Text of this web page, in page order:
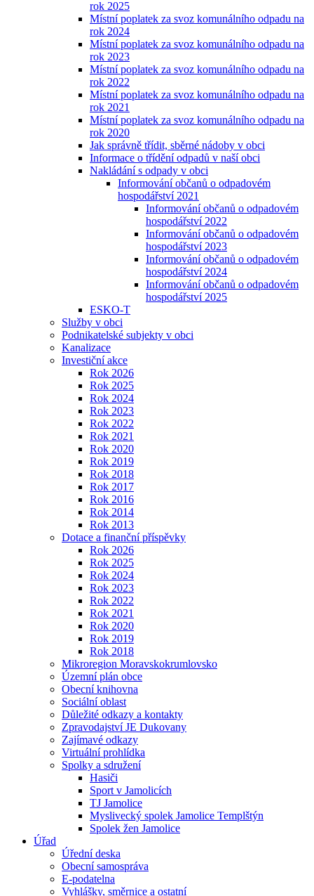
rok 2025
Místní poplatek za svoz komunálního odpadu na
rok 2024
Místní poplatek za svoz komunálního odpadu na
rok 2023
Místní poplatek za svoz komunálního odpadu na
rok 2022
Místní poplatek za svoz komunálního odpadu na
rok 2021
Místní poplatek za svoz komunálního odpadu na
rok 2020
Jak správně třídit, sběrné nádoby v obci
Informace o třídění odpadů v naší obci
Nakládání s odpady v obci
Informování občanů o odpadovém
hospodářství 2021
Informování občanů o odpadovém
hospodářství 2022
Informování občanů o odpadovém
hospodářství 2023
Informování občanů o odpadovém
hospodářství 2024
Informování občanů o odpadovém
hospodářství 2025
ESKO-T
Služby v obci
Podnikatelské subjekty v obci
Kanalizace
Investiční akce
Rok 2026
Rok 2025
Rok 2024
Rok 2023
Rok 2022
Rok 2021
Rok 2020
Rok 2019
Rok 2018
Rok 2017
Rok 2016
Rok 2014
Rok 2013
Dotace a finanční příspěvky
Rok 2026
Rok 2025
Rok 2024
Rok 2023
Rok 2022
Rok 2021
Rok 2020
Rok 2019
Rok 2018
Mikroregion Moravskokrumlovsko
Územní plán obce
Obecní knihovna
Sociální oblast
Důležité odkazy a kontakty
Zpravodajství JE Dukovany
Zajímavé odkazy
Virtuální prohlídka
Spolky a sdružení
Hasiči
Sport v Jamolicích
TJ Jamolice
Myslivecký spolek Jamolice Templštýn
Spolek žen Jamolice
Úřad
Úřední deska
Obecní samospráva
E-podatelna
Vyhlášky, směrnice a ostatní